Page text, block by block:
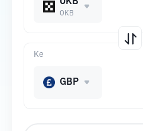
OKB
Ke
GBP